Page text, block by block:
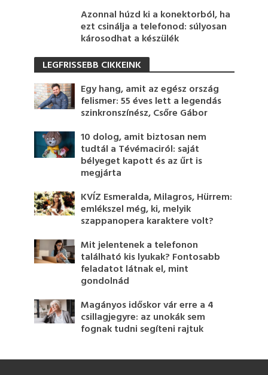
Azonnal húzd ki a konektorból, ha
ezt csinálja a telefonod: súlyosan
károsodhat a készülék
LEGFRISSEBB CIKKEINK
Egy hang, amit az egész ország
felismer: 55 éves lett a legendás
szinkronszínész, Csőre Gábor
10 dolog, amit biztosan nem
tudtál a Tévémaciról: saját
bélyeget kapott és az űrt is
megjárta
KVÍZ Esmeralda, Milagros, Hürrem:
emlékszel még, ki, melyik
szappanopera karaktere volt?
Mit jelentenek a telefonon
található kis lyukak? Fontosabb
feladatot látnak el, mint
gondolnád
Magányos időskor vár erre a 4
csillagjegyre: az unokák sem
fognak tudni segíteni rajtuk